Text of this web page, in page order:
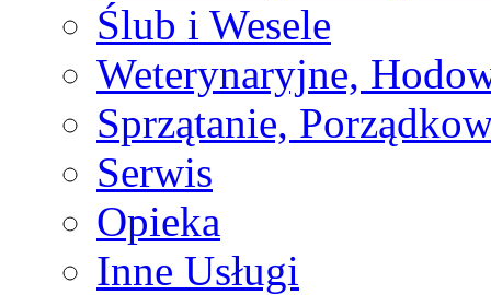
Ślub i Wesele
Weterynaryjne,
Sprzątanie,
Serwis
Opieka
Inne Usługi